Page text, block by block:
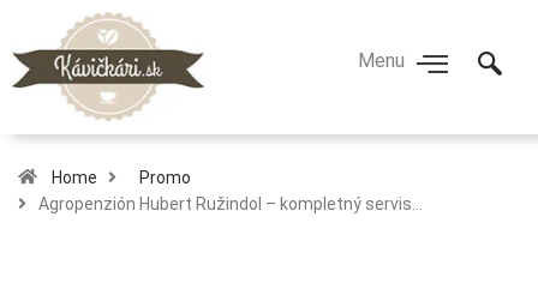
Home
Promo
Agropenzión Hubert Ružindol – kompletný servis…